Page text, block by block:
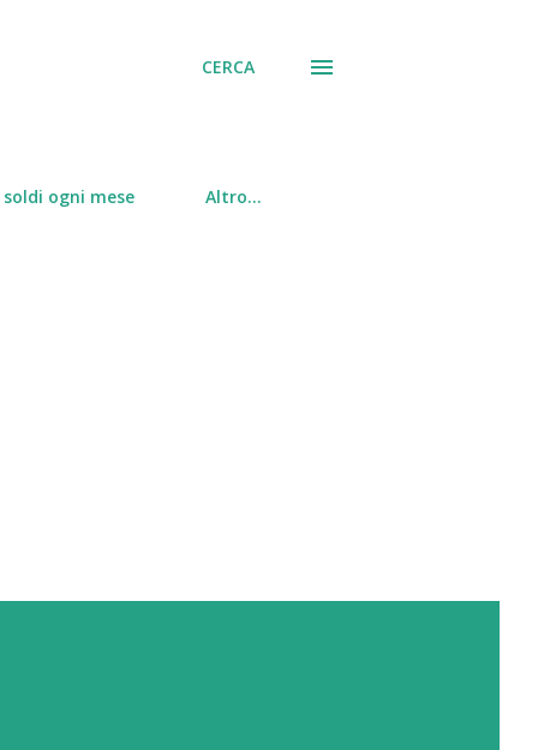
CERCA
ogni mese Altro…